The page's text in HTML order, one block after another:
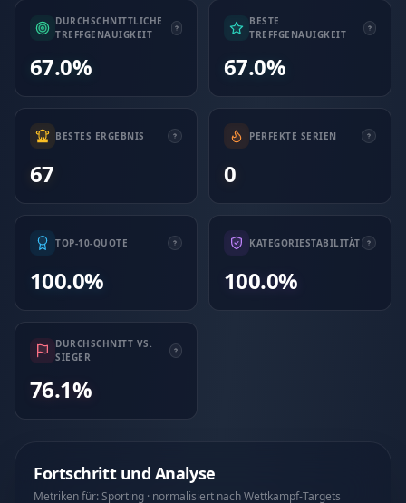
DURCHSCHNITTLICHE
TREFFGENAUIGKEIT
67.0%
BESTE
TREFFGENAUIGKEIT
67.0%
BESTES ERGEBNIS
67
PERFEKTE SERIEN
0
TOP-10-QUOTE
100.0%
KATEGORIESTABILITÄT
100.0%
DURCHSCHNITT VS.
SIEGER
76.1%
Fortschritt und Analyse
Metriken für: Sporting · normalisiert nach Wettkampf-Targets